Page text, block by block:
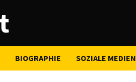
BIOGRAPHIE SOZIALE MEDIEN